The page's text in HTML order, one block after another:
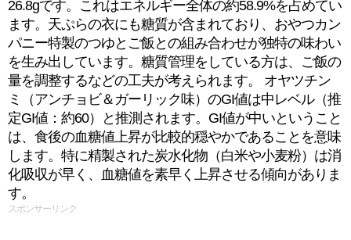
26.8gです。これはエネルギー全体の約58.9%を占めてい
ます。天ぷらの衣にも糖質が含まれており、おやつカン
パニー特製のつゆとご飯との組み合わせが独特の味わい
を生み出しています。糖質管理をしている方は、ご飯の
量を調整するなどの工夫が考えられます。 オヤツチン
ミ（アンチョビ＆ガーリック味）のGI値は中レベル（推
定GI値：約60）と推測されます。GI値が中いということ
は、食後の血糖値上昇が比較的穏やかであることを意味
します。特に精製された炭水化物（白米や小麦粉）は消
化吸収が早く、血糖値を素早く上昇させる傾向がありま
す。
スポンサーリンク